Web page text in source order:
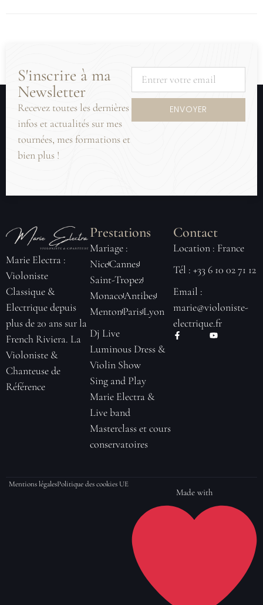
S'inscrire à ma
Newsletter
Recevez toutes les dernières
infos et actualités sur mes
tournées, mes formations et
bien plus !
ENVOYER
Marie Electra :
Violoniste
Classique &
Electrique depuis
plus de 20 ans sur la
French Riviera. La
Violoniste &
Chanteuse de
Référence
Prestations
Mariage :
NiceCannes
Saint-Tropez
MonacoAntibes
MentonParisLyon
Dj Live
Luminous Dress &
Violin Show
Sing and Play
Marie Electra &
Live band
Masterclass et cours
conservatoires
Contact
Location : France
Tél : +33 6 10 02 71 12
Email :
marie@violoniste-
electrique.fr
Mentions légalesPolitique des cookies UE
Made with